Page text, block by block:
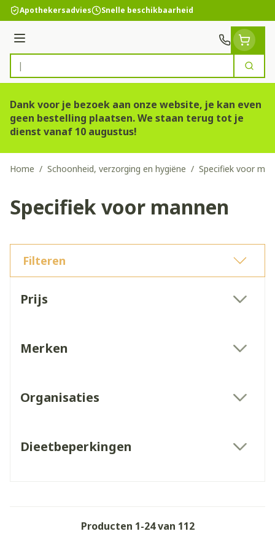
Ga naar de inhoud
Apothekersadvies Snelle beschikbaarheid
Menu
Product, merk, categorie...
Zoek
Dank voor je bezoek aan onze website, je kan even
geen bestelling plaatsen. We staan terug tot je
dienst vanaf 10 augustus!
Home / Schoonheid, verzorging en hygiëne / Specifiek voor
Specifiek voor mannen
Filteren
Prijs
Merken
Organisaties
Dieetbeperkingen
Producten 1-24van 112